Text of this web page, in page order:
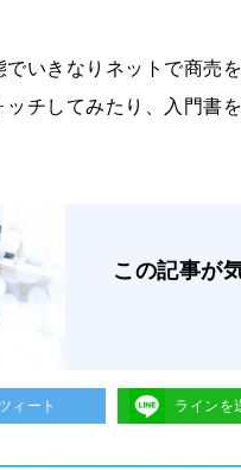
いきなりネットで商売
チしてみたり、入門書
この記事が
ィート ラインを